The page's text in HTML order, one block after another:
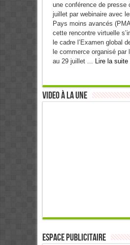
une conférence de presse
juillet par webinaire avec
Pays moins avancés
cette rencontre virtuelle
le cadre l’Examen global
le commerce organisé par
au 29 juillet ... Lire la suite
Video à la Une
ESPACE PUBLICITAIRE